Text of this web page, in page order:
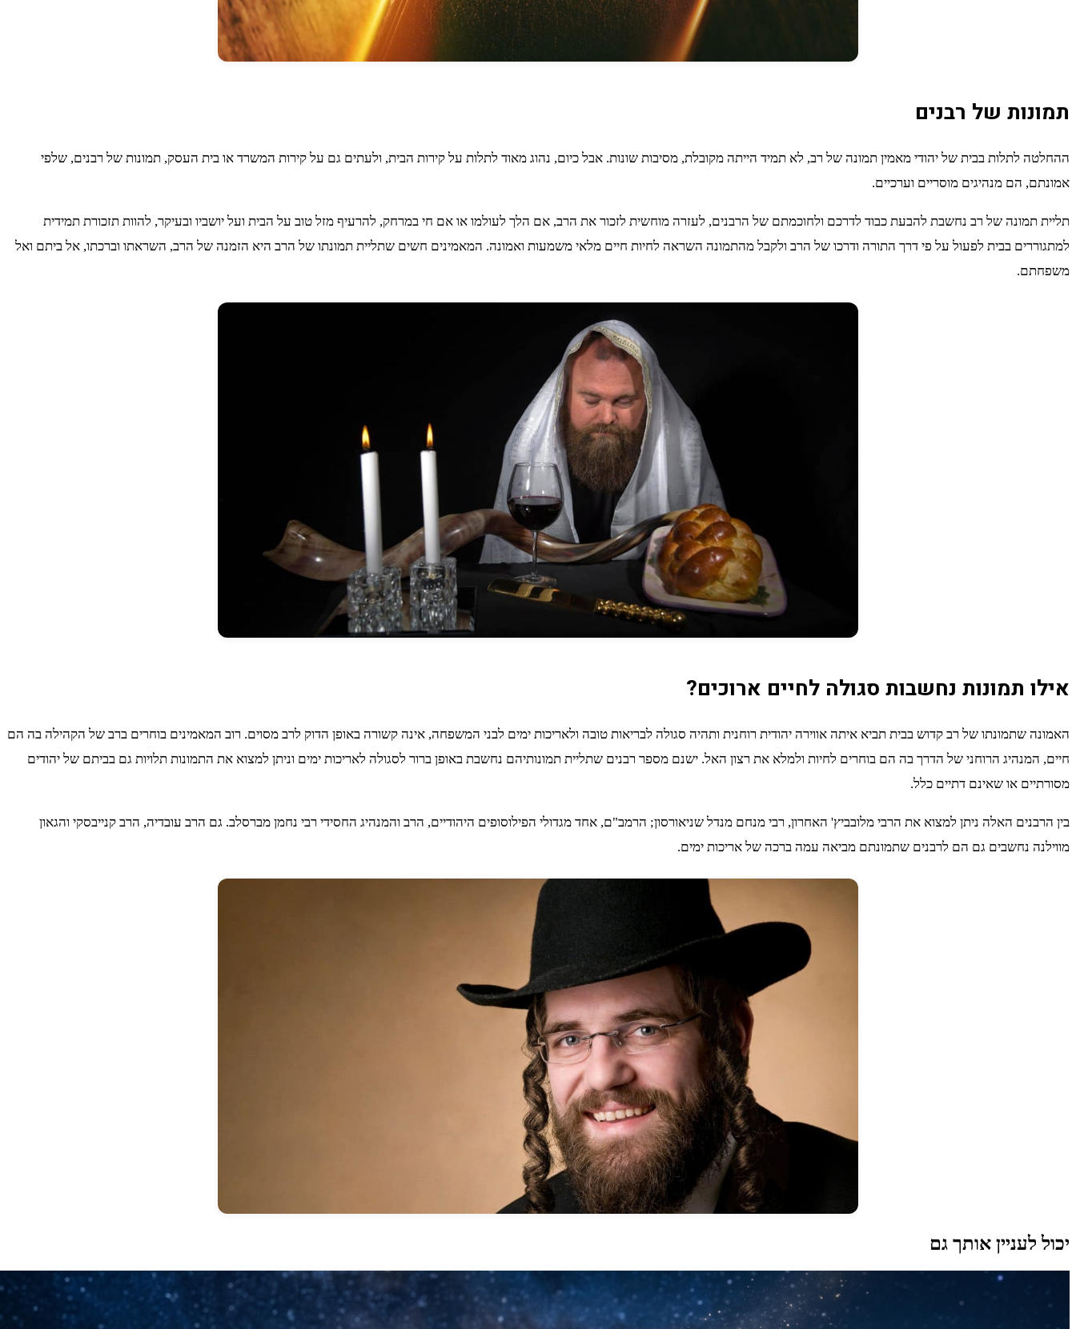
תמונות של רבנים
ההחלטה לתלות בבית של יהודי מאמין תמונה של רב, לא תמיד הייתה מקובלת, מסיבות שונות. אבל כיום, נהוג מאוד לתלות על קירות הבית, ולעתים גם על קירות המשרד או בית העסק, תמונות של רבנים, שלפי
אמונתם, הם מנהיגים מוסריים וערכיים.
תליית תמונה של רב נחשבת להבעת כבוד לדרכם ולחוכמתם של הרבנים, לעזרה מוחשית לזכור את הרב, אם הלך לעולמו או אם חי במרחק, להרעיף מזל טוב על הבית ועל יושביו ובעיקר, להוות תזכורת תמידית
למתגוררים בבית לפעול על פי דרך התורה ודרכו של הרב ולקבל מהתמונה השראה לחיות חיים מלאי משמעות ואמונה. המאמינים חשים שתליית תמונתו של הרב היא הזמנה של הרב, השראתו וברכתו, אל ביתם ואל
משפחתם.
אילו תמונות נחשבות סגולה לחיים ארוכים?
האמונה שתמונתו של רב קדוש בבית תביא איתה אווירה יהודית רוחנית ותהיה סגולה לבריאות טובה ולאריכות ימים לבני המשפחה, אינה קשורה באופן הדוק לרב מסוים. רוב המאמינים בוחרים ברב של הקהילה בה הם
חיים, המנהיג הרוחני של הדרך בה הם בוחרים לחיות ולמלא את רצון האל. ישנם מספר רבנים שתליית תמונותיהם נחשבת באופן ברור לסגולה לאריכות ימים וניתן למצוא את התמונות תלויות גם בביתם של יהודים
מסורתיים או שאינם דתיים כלל.
בין הרבנים האלה ניתן למצוא את הרבי מלובביץ' האחרון, רבי מנחם מנדל שניאורסון; הרמב"ם, אחד מגדולי הפילוסופים היהודיים, הרב והמנהיג החסידי רבי נחמן מברסלב. גם הרב עובדיה, הרב קנייבסקי והגאון
מווילנה נחשבים גם הם לרבנים שתמונתם מביאה עמה ברכה של אריכות ימים.
יכול לעניין אותך גם